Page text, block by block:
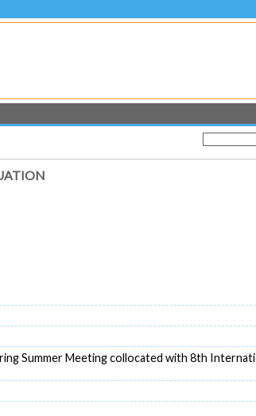
Summer Meeting collocated with 8th